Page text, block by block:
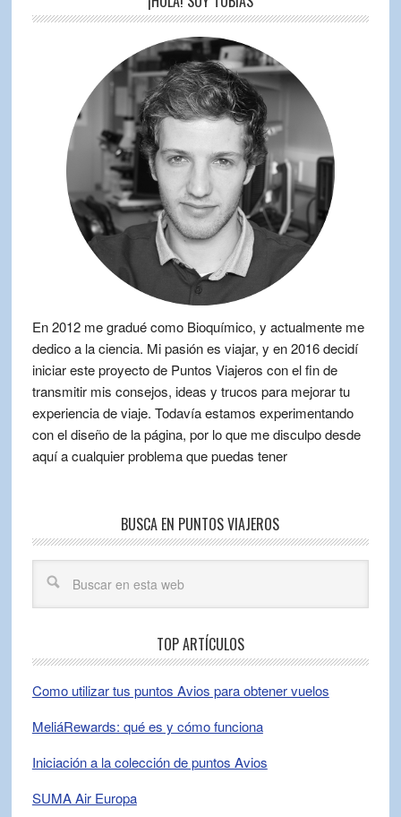
En 2012 me gradué como Bioquímico, y actualmente me
dedico a la ciencia. Mi pasión es viajar, y en 2016 decidí
iniciar este proyecto de Puntos Viajeros con el fin de
transmitir mis consejos, ideas y trucos para mejorar tu
experiencia de viaje. Todavía estamos experimentando
con el diseño de la página, por lo que me disculpo desde
aquí a cualquier problema que puedas tener
BUSCA EN PUNTOS VIAJEROS
TOP ARTÍCULOS
Como utilizar tus puntos Avios para obtener vuelos
MeliáRewards: qué es y cómo funciona
Iniciación a la colección de puntos Avios
SUMA Air Europa